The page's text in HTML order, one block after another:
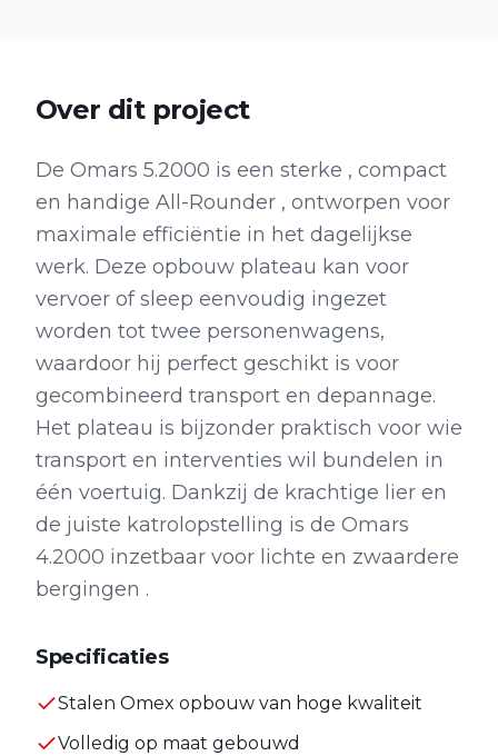
Over dit project
De Omars 5.2000 is een sterke , compact
en handige All-Rounder , ontworpen voor
maximale efficiëntie in het dagelijkse
werk. Deze opbouw plateau kan voor
vervoer of sleep eenvoudig ingezet
worden tot twee personenwagens,
waardoor hij perfect geschikt is voor
gecombineerd transport en depannage.
Het plateau is bijzonder praktisch voor wie
transport en interventies wil bundelen in
één voertuig. Dankzij de krachtige lier en
de juiste katrolopstelling is de Omars
4.2000 inzetbaar voor lichte en zwaardere
bergingen .
Specificaties
Stalen Omex opbouw van hoge kwaliteit
Volledig op maat gebouwd